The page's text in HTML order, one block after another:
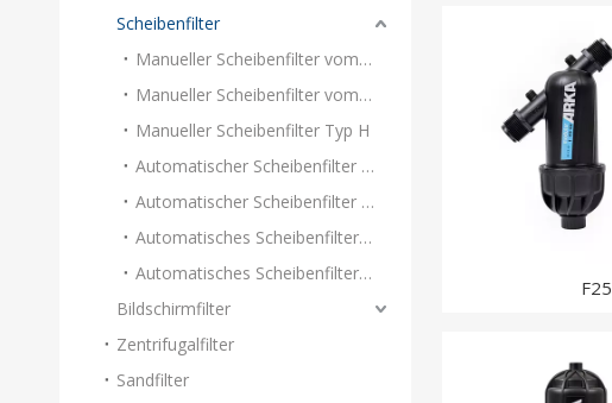
Scheibenfilter
Manueller Scheibenfilter vom Typ Y
Manueller Scheibenfilter vom Typ T
Manueller Scheibenfilter Typ H
Automatischer Scheibenfilter vom Typ T
Automatischer Scheibenfilter Typ H
Automatisches Scheibenfiltersystem vom Typ T
Automatisches Scheibenfiltersystem vom Typ H
Bildschirmfilter
Zentrifugalfilter
Sandfilter